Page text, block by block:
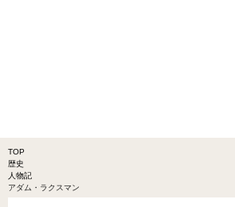
TOP
歴史
人物記
アダム・ラクスマン